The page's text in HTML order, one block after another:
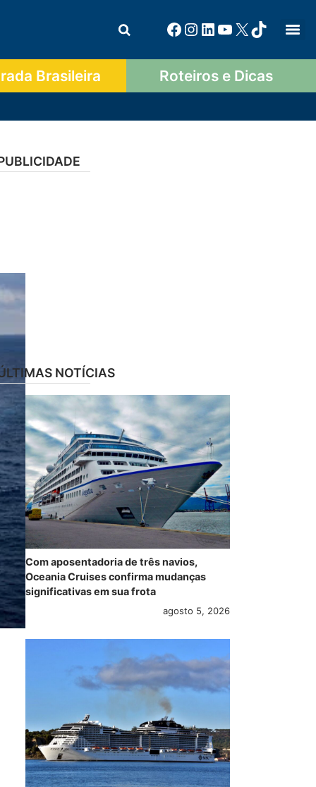
Brasileira Roteiros e Dicas
NOTÍCIAS
Com aposentadoria de três navios,
Oceania Cruises confirma mudanças
significativas em sua frota
agosto 5, 2026